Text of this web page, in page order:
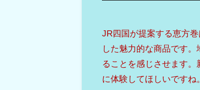
JR四国が提案する恵方
した魅力的な商品です
ることを感じさせます
に体験してほしいですね